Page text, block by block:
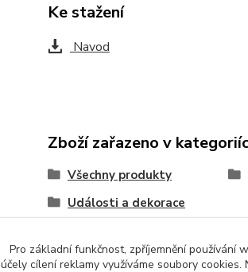
Ke stažení
Navod
Zboží zařazeno v
Všechny produkty
Události a dekorace
Pro základní funkčnost, zpříjemnění používání
účely cílení reklamy využíváme soubory